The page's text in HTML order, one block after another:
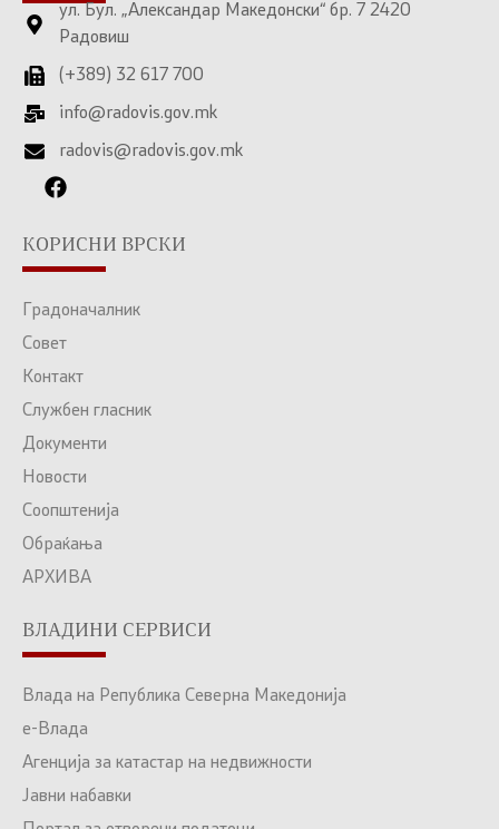
ул. Бул. „Александар Македонски“ бр. 7 2420
Радовиш
(+389) 32 617 700
info@radovis.gov.mk
radovis@radovis.gov.mk
КОРИСНИ ВРСКИ
Градоначалник
Совет
Контакт
Службен гласник
Документи
Новости
Соопштенија
Обраќања
АРХИВА
ВЛАДИНИ СЕРВИСИ
Влада на Република Северна Македонија
е-Влада
Агенција за катастар на недвижности
Јавни набавки